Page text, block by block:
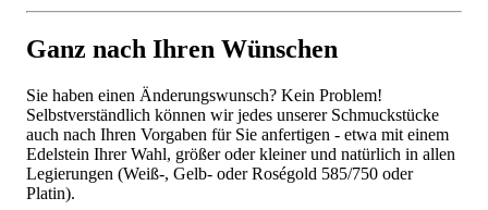
Ganz nach Ihren Wünschen
Sie haben einen Änderungswunsch? Kein Problem!
Selbstverständlich können wir jedes unserer Schmuckstücke
auch nach Ihren Vorgaben für Sie anfertigen - etwa mit einem
Edelstein Ihrer Wahl, größer oder kleiner und natürlich in allen
Legierungen (Weiß-, Gelb- oder Roségold 585/750 oder
Platin).